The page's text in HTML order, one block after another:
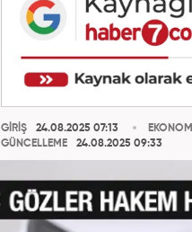
GİRİŞ
24.08.2025 07:13
GÜNCELLEME
24.08.2025 09:33
EKONOMİ